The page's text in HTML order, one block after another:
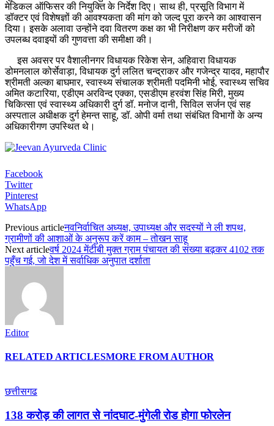
मेडिकल ऑफिसर की नियुक्ति के निर्देश दिए। साथ ही, प्रसूति विभाग में
डॉक्टर एवं विशेषज्ञों की आवश्यकता की मांग को जल्द पूरा करने का आश्वासन
दिया। इसके अलावा उन्होंने दवा वितरण कक्ष का भी निरीक्षण कर मरीजों को
उपलब्ध दवाइयों की गुणवत्ता की समीक्षा की।
इस अवसर पर वैशालीनगर विधायक रिकेश सेन, अहिवारा विधायक
डोमनलाल कोर्सेवाड़ा, विधायक दुर्ग ललित चन्द्राकर और गजेन्द्र यादव, महापौर
श्रीमती अल्का बाघमार, स्वास्थ्य संचालक श्रीमती पदमिनी भोई, स्वास्थ्य सचिव
अमित कटारिया, एडीएम अरविन्द एक्का, एसडीएम हरवंश सिंह मिरी, मुख्य
चिकित्सा एवं स्वास्थ्य अधिकारी दुर्ग डॉ. मनोज दानी, सिविल सर्जन एवं सह
अस्पताल अधीक्षक दुर्ग हेमन्त साहू, डॉ. ओपी वर्मा तथा संबंधित विभागों के अन्य
अधिकारीगण उपस्थित थे।
Facebook
Twitter
Pinterest
WhatsApp
Previous articleनवनिर्वाचित अध्यक्ष, उपाध्यक्ष और सदस्यों ने ली शपथ,
ग्रामीणों की आशाओं के अनुरूप करें काम – तोखन साहू
Next articleवर्ष 2024 मेंटीबी मुक्त ग्राम पंचायत की संख्या बढ़कर 4102 तक
पहुँच गई, जो देश में सर्वाधिक अनुपात दर्शाता
Editor
RELATED ARTICLESMORE FROM AUTHOR
छत्तीसगढ
138 करोड़ की लागत से नांदघाट-मुंगेली रोड होगा फोरलेन